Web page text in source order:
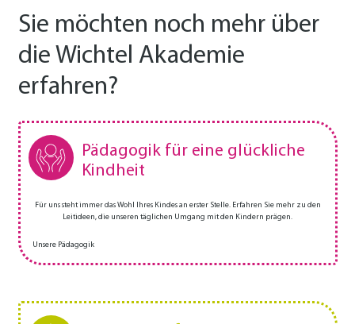
Sie möchten noch mehr über
die Wichtel Akademie
erfahren?
Pädagogik für eine glückliche
Kindheit
Für uns steht immer das Wohl Ihres Kindes an erster Stelle. Erfahren Sie mehr zu den
Leitideen, die unseren täglichen Umgang mit den Kindern prägen.
Unsere Pädagogik